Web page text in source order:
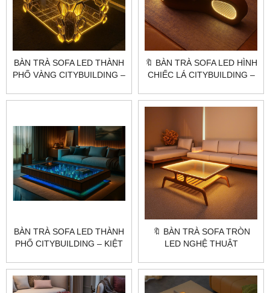
BÀN TRÀ SOFA LED THÀNH
PHỐ VÀNG CITYBUILDING –
VÀNG SANG TRỌNG
🔖 BÀN TRÀ SOFA LED HÌNH
CHIẾC LÁ CITYBUILDING –
SANG TRỌNG
BÀN TRÀ SOFA LED THÀNH
PHỐ CITYBUILDING – KIỆT
THẤT
🔖 BÀN TRÀ SOFA TRÒN
LED NGHỆ THUẬT
ĐỘC BẢN SANG TRỌNG